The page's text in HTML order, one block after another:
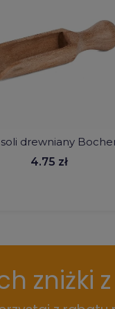
drewniany
4.75 zł
zniżki